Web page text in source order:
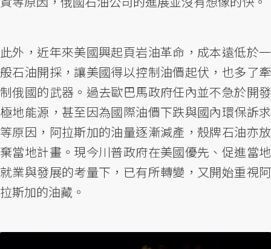
此外，近年來美國興起頁岩油革命，成本遠低於一
般石油開採，讓美國得以控制油價起伏，也多了牽
制俄國的武器。過去歐巴馬政府任內並不急於開發
極地能源，甚至因為國際油價下跌與國內環保訴求
等原因，阿拉斯加的油量逐漸減產，殼牌石油亦放
棄當地計畫。現今川普政府在美國優先、促進當地
就業與發展的考量下，已有所轉變，又開始重視阿
拉斯加的油藏。